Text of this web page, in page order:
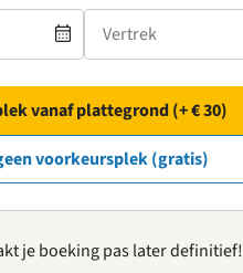
vanaf plattegrond (+ € 30)
voorkeursplek (gratis)
je boeking pas later definitief!